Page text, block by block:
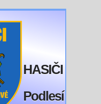
HASIČI
Podlesí